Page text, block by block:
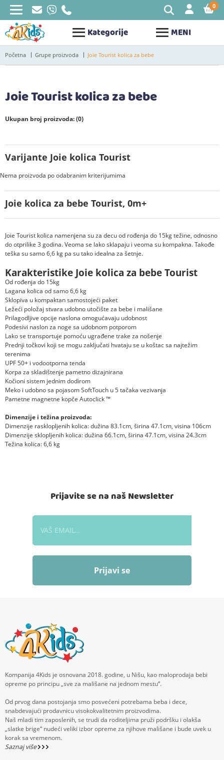
Kategorije MENI
0
Početna Grupe proizvoda Joie Tourist kolica za bebe
Joie Tourist kolica za bebe
Ukupan broj proizvoda: (0)
Joie kolica za bebe Tourist, 0m+
Joie Tourist kolica namenjena su za decu od rođenja do 15kg težine, odnosno
do otprilike 3 godina. Veoma se lako sklapaju i veoma su kompakna. Takođe
teška su samo 6,6 kg pa su tako idealna za šetnje.
Karakteristike Joie kolica za bebe Tourist
Od rođenja do 15kg
Lagana kolica od samo 6,6 kg
Sklopiva u kompaktan samostojeći paket
Ležeći položaj stvara udobno utočište za bebe i mališane
Prilagodljive opcije naslona omogućavaju udobnost
Podesivi naslon za noge sa udobnom potporom
Lako se transportuje pomoću ugrađene trake za nošenje
Prednji točkovi koji se mogu zaključati hvataju se u koštac sa najtežim
terenima
UPF 50+ i vodootporna tenda
Korpa za skladištenje pametno dizajnirana
Kočioni sistem jednim dodirom
Meko i udobno sa pojasom SoftTouch u 5 tačaka vezivanja
Pametne magnetne kopče Autoclick ™
Dimenzije i težina proizvoda:
Dimenzije rasklopljenih kolica: dužina 83.1cm, širina 47.1cm, visina 106cm
Dimenzije sklopljenih kolica: dužina 66.1cm, širina 47.1cm, visina 24.3cm
Težina kolica: 6,6 kg
Varijante Joie kolica Tourist
Nema proizvoda po odabranim kriterijumima
Prijavite se na naš Newsletter
Prijavi se
Kompanija 4Kids je osnovana 2018. godine, u Nišu, kao maloprodaja bebi
opreme po principu „sve za mališane na jednom mestu“.
Od prvog dana postojanja smo posvećeni potrebama beba i dece,
snabdevajući prodavnicu visokokvalitetnim proizvodima.
Naš mladi tim zaposlenih, se trudi da roditeljima pruži podršku i olakša
„slatke brige“ nudeći veliki izbor opreme za njihove mališane i bude uvek u
korak sa vremenom.
Saznaj više